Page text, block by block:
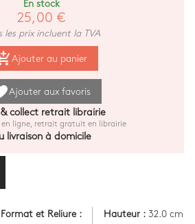
En stock
25,00 €
les prix incluent la TVA
Ajouter au panier
Ajouter aux favoris
& collect retrait librairie
en ligne, retrait gratuit en librairie
livraison à domicile
Format et Reliure :
Hauteur :32.0 cm